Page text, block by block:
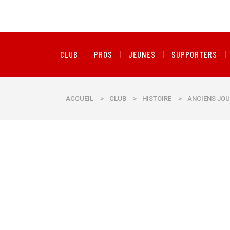
CLUB PROS JEUNES SUPPORTERS
ACCUEIL > CLUB > HISTOIRE > ANCIENS